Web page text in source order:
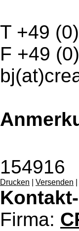
T +49
F +49
154916
Drucken Versenden
Firma: